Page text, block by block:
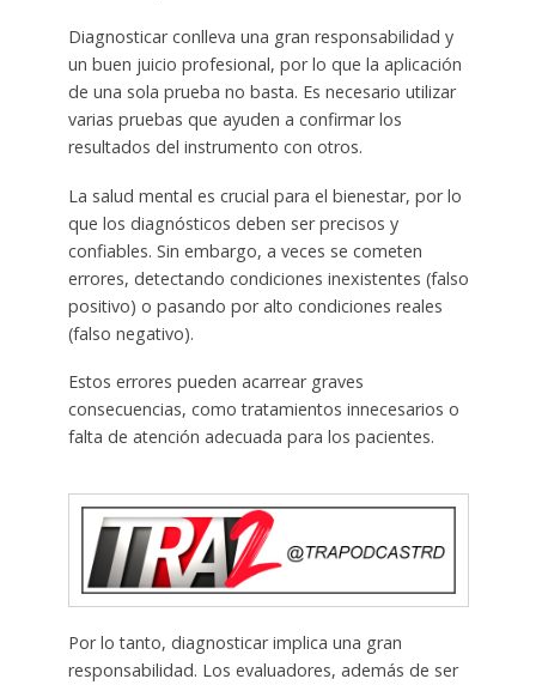
Diagnosticar conlleva una gran responsabilidad y
un buen juicio profesional, por lo que la aplicación
de una sola prueba no basta. Es necesario utilizar
varias pruebas que ayuden a confirmar los
resultados del instrumento con otros.
La salud mental es crucial para el bienestar, por lo
que los diagnósticos deben ser precisos y
confiables. Sin embargo, a veces se cometen
errores, detectando condiciones inexistentes (falso
positivo) o pasando por alto condiciones reales
(falso negativo).
Estos errores pueden acarrear graves
consecuencias, como tratamientos innecesarios o
falta de atención adecuada para los pacientes.
Por lo tanto, diagnosticar implica una gran
responsabilidad. Los evaluadores, además de ser